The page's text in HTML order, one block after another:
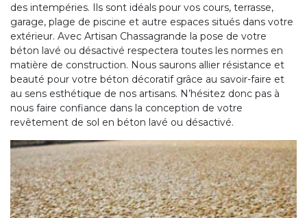
des intempéries. Ils sont idéals pour vos cours, terrasse,
garage, plage de piscine et autre espaces situés dans votre
extérieur. Avec Artisan Chassagrande la pose de votre
béton lavé ou désactivé respectera toutes les normes en
matière de construction. Nous saurons allier résistance et
beauté pour votre béton décoratif grâce au savoir-faire et
au sens esthétique de nos artisans. N’hésitez donc pas à
nous faire confiance dans la conception de votre
revêtement de sol en béton lavé ou désactivé.